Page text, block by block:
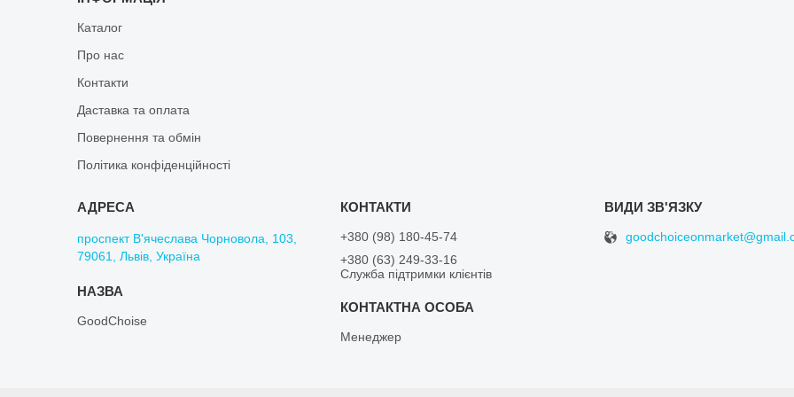
Каталог
Про нас
Контакти
Даставка та оплата
Повернення та обмін
Політика конфіденційності
проспект В'ячеслава Чорновола, 103,
79061, Львів, Україна
GoodChoise
+380 (98) 180-45-74
+380 (63) 249-33-16
Служба підтримки клієнтів
Менеджер